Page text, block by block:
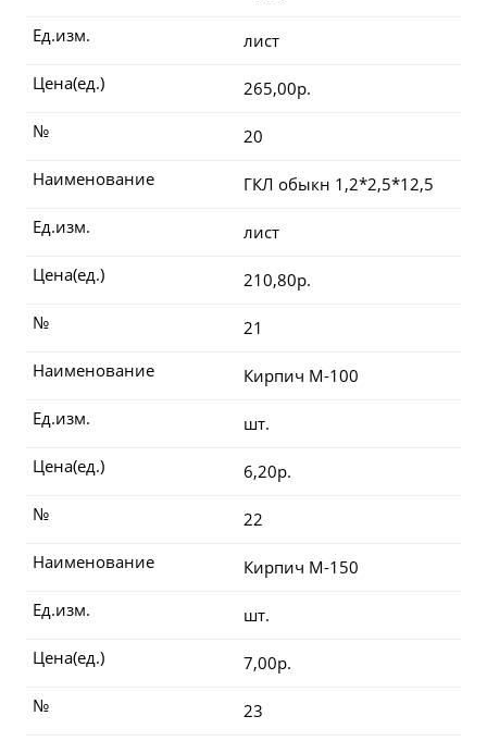
лист
Ед.изм.
265,00р.
Цена(ед.)
20
№
ГКЛ обыкн 1,2*2,5*12,5
Наименование
лист
Ед.изм.
210,80р.
Цена(ед.)
21
№
Кирпич М-100
Наименование
шт.
Ед.изм.
6,20р.
Цена(ед.)
22
№
Кирпич М-150
Наименование
шт.
Ед.изм.
7,00р.
Цена(ед.)
23
№